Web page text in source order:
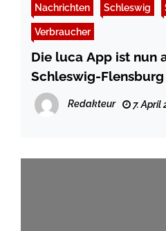
Nachrichten Schleswig
Verbraucher
Die luca App ist nun
Schleswig-
Redakteur 7. April